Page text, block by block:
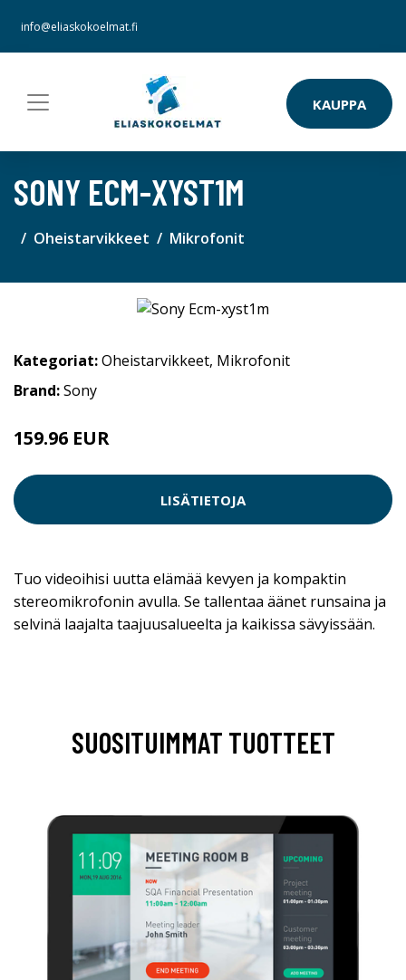
info@eliaskokoelmat.fi
KAUPPA
SONY ECM-XYST1M
Oheistarvikkeet Mikrofonit
Kategoriat:Oheistarvikkeet, Mikrofonit
Brand:Sony
159.96 EUR
LISÄTIETOJA
Tuo videoihisi uutta elämää kevyen ja kompaktin
stereomikrofonin avulla. Se tallentaa äänet runsaina ja
selvinä laajalta taajuusalueelta ja kaikissa sävyissään.
SUOSITUIMMAT TUOTTEET